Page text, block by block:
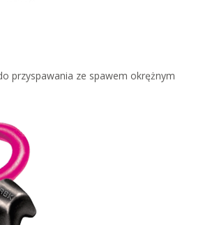
przyspawania ze spawem okrężnym